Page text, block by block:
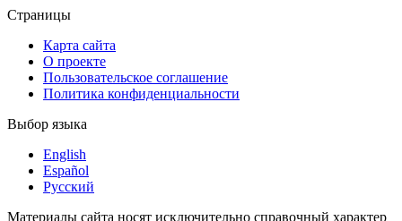
Страницы
Карта сайта
О проекте
Пользовательское соглашение
Политика конфиденциальности
Выбор языка
English
Español
Русский
Материалы сайта носят исключительно справочный характер